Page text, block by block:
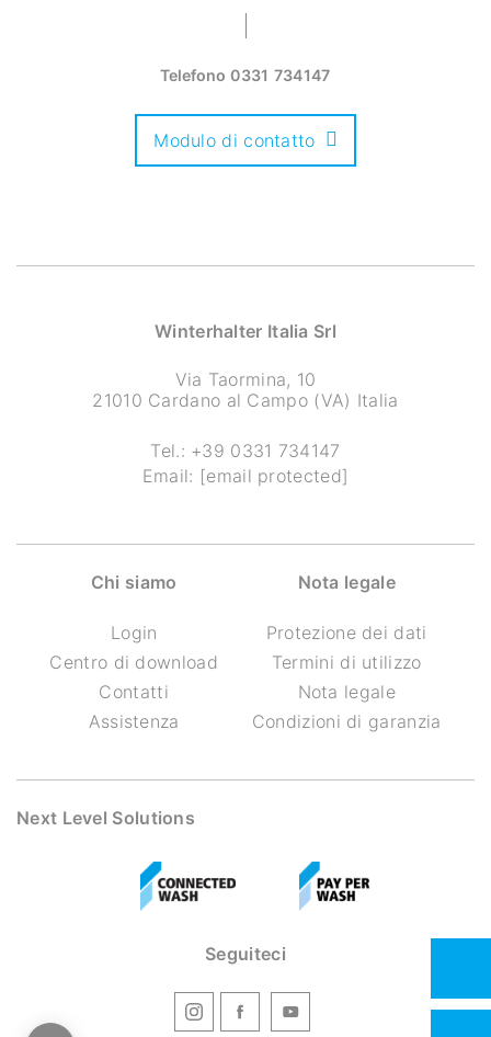
Telefono0331 734147
Modulo di contatto
Winterhalter Italia Srl
Via Taormina, 10
21010 Cardano al Campo (VA) Italia
Tel.: +39 0331 734147
Email: [email protected]
Chi siamo
Login
Centro di download
Contatti
Assistenza
Nota legale
Protezione dei dati
Termini di utilizzo
Nota legale
Condizioni di garanzia
Next Level Solutions
Seguiteci